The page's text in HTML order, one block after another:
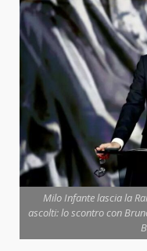
Milo Infante lascia la
ascolti: lo scontro con